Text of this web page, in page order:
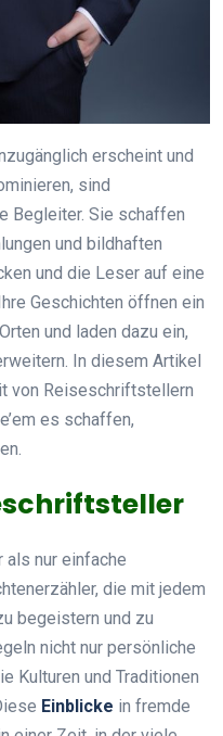
erscheint und
sind
Begleiter. Sie schaffen
und bildhaften
und die Leser auf eine
Geschichten öffnen ein
und laden dazu ein,
In diesem Artikel
von Reiseschriftstellern
es schaffen,
nur einfache
die mit jedem
begeistern und zu
nicht nur persönliche
Kulturen und Traditionen
Einblicke in fremde